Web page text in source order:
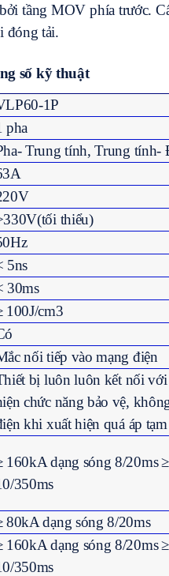
tầng MOV phía trước.
đóng tải.
số kỹ thuật
1P
pha
Trung tính, Trung tính-
thiểu)
5ns
30ms
100J/cm3
nối tiếp vào mạng điện
bị luôn luôn kết nối với
chức năng bảo vệ,
khi xuất hiện quá áp
160kA dạng sóng 8/20ms
350ms
80kA dạng sóng 8/20ms
160kA dạng sóng 8/20ms
350ms